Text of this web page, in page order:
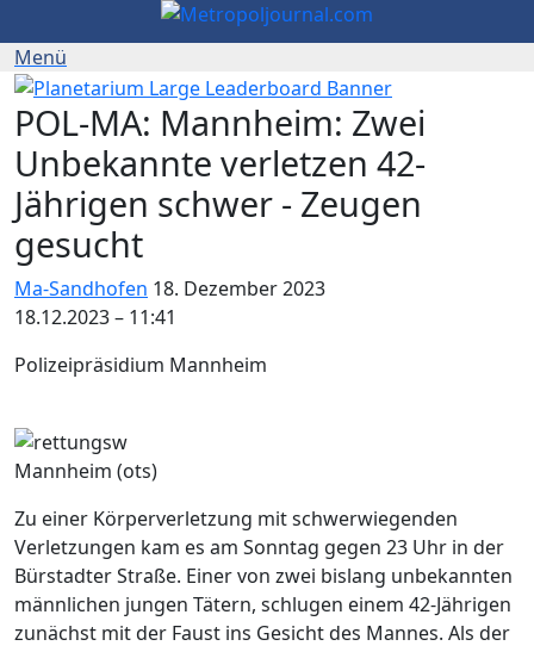
POL-MA: Mannheim: Zwei
Unbekannte verletzen 42-
Jährigen schwer - Zeugen
gesucht
Ma-Sandhofen 18. Dezember 2023
18.12.2023 – 11:41
Polizeipräsidium Mannheim
Mannheim (ots)
Zu einer Körperverletzung mit schwerwiegenden
Verletzungen kam es am Sonntag gegen 23 Uhr in der
Bürstadter Straße. Einer von zwei bislang unbekannten
männlichen jungen Tätern, schlugen einem 42-Jährigen
zunächst mit der Faust ins Gesicht des Mannes. Als der